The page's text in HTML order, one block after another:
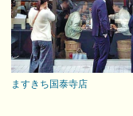
ますきち国泰寺店